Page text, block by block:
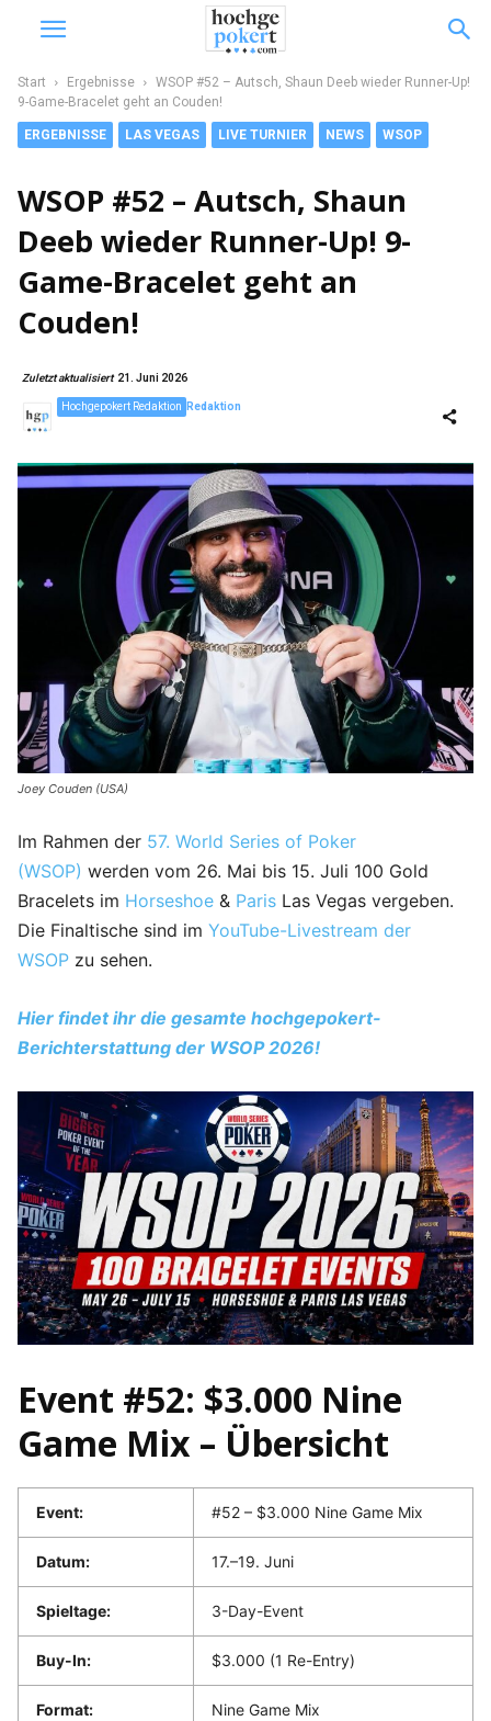
Start Ergebnisse
WSOP #52 – Autsch, Shaun Deeb wieder Runner-Up!
9-Game-Bracelet geht an Couden!
ERGEBNISSE LAS VEGAS LIVE TURNIER NEWS WSOP
WSOP #52 – Autsch, Shaun
Deeb wieder Runner-Up! 9-
Game-Bracelet geht an
Couden!
Zuletzt aktualisiert 21. Juni 2026
Redaktion
Hochgepokert Redaktion
Joey Couden (USA)
Im Rahmen der 57. World Series of Poker
(WSOP) werden vom 26. Mai bis 15. Juli 100 Gold
Bracelets im Horseshoe & Paris Las Vegas vergeben.
Die Finaltische sind im YouTube-Livestream der
WSOP zu sehen.
Hier findet ihr die gesamte hochgepokert-
Berichterstattung der WSOP 2026!
Event #52: $3.000 Nine
Game Mix – Übersicht
Event: #52 – $3.000 Nine Game Mix
Datum: 17.–19. Juni
Spieltage: 3-Day-Event
Buy-In: $3.000 (1 Re-Entry)
Format: Nine Game Mix